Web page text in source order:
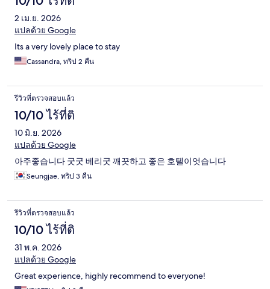
2 เม.ย. 2026
แปลด้วย Google
Its a very lovely place to stay
Cassandra, ทริป 2 คืน
รีวิวที่ตรวจสอบแล้ว
10/10 ไร้ที่ติ
10 มิ.ย. 2026
แปลด้วย Google
아주좋습니다 굿굿 베리굿 깨끗하고 좋은 호텔이엇습니다
Seungjae, ทริป 3 คืน
รีวิวที่ตรวจสอบแล้ว
10/10 ไร้ที่ติ
31 พ.ค. 2026
แปลด้วย Google
Great experience, highly recommend to everyone!